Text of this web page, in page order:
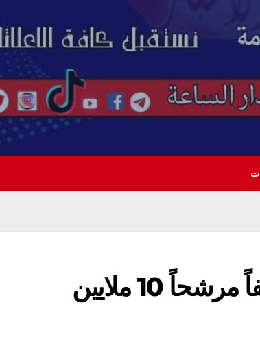
مفوضية الانتخابات تغرم موظفاً مرشحاً 10 ملايين